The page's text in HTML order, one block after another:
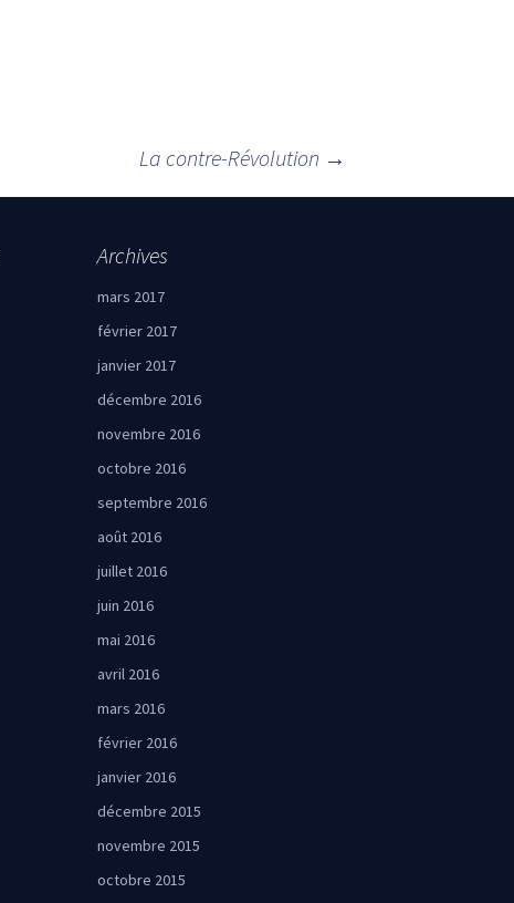
La contre-Révolution →
Archives
mars 2017
février 2017
janvier 2017
décembre 2016
novembre 2016
octobre 2016
septembre 2016
août 2016
juillet 2016
juin 2016
mai 2016
avril 2016
mars 2016
février 2016
janvier 2016
décembre 2015
novembre 2015
octobre 2015